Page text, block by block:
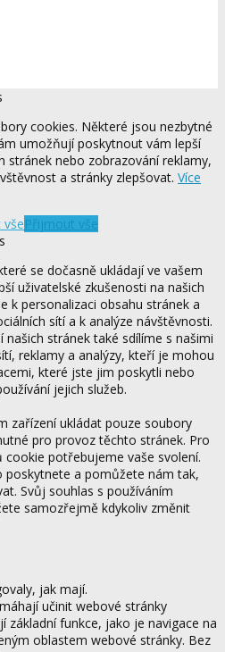
cookies. Některé jsou nezbytné
umožňují poskytnout vám lepší
stránek nebo zobrazování reklamy,
a stránky zlepšovat. Více
Přijmout vše
se dočasně ukládají ve vašem
uživatelské zkušenosti na našich
k personalizaci obsahu stránek a
sítí a k analýze návštěvnosti.
stránek také sdílíme s našimi
reklamy a analýzy, kteří je mohou
které jste jim poskytli nebo
jejich služeb.
zařízení ukládat pouze soubory
pro provoz těchto stránek. Pro
potřebujeme vaše svolení.
poskytnete a pomůžete nám tak,
Svůj souhlas s používáním
samozřejmě kdykoliv změnit
jak mají.
učinit webové stránky
funkce, jako je navigace na
oblastem webové stránky. Bez